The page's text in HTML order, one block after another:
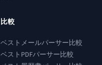
比較
ベストメールパーサー比較
ベストPDFパーサー比較